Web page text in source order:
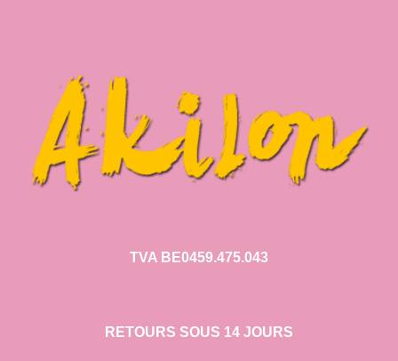
TVA BE0459.475.043
RETOURS SOUS 14 JOURS